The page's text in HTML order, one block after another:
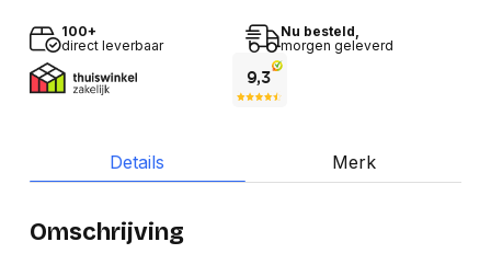
100+
direct leverbaar
Nu besteld,
morgen geleverd
Details Merk
Omschrijving